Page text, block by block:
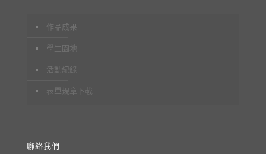
作品成果
學生園地
活動紀錄
表單規章下載
聯絡我們